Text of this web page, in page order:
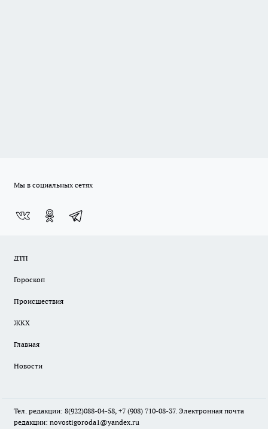
Мы в социальных сетях
ДТП
Гороскоп
Происшествия
ЖКХ
Главная
Новости
Тел. редакции: 8(922)088-04-58, +7 (908) 710-08-37. Электронная почта
редакции: novostigoroda1@yandex.ru